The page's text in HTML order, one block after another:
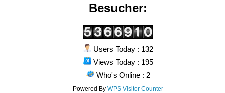
Besucher:
Users Today : 132
Views Today : 195
Who's Online : 2
Powered ByWPS Visitor Counter